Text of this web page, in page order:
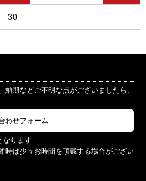
30
期などご不明な点がございましたら、
わせフォーム
なります
時は少々お時間を頂戴する場合がござい